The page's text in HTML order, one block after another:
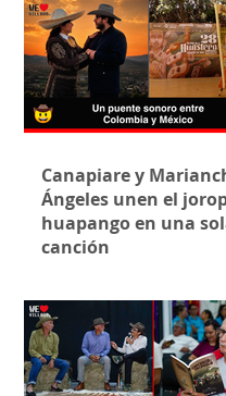
Canapiare y
Ángeles unen el joropo y
huapango en una
canción